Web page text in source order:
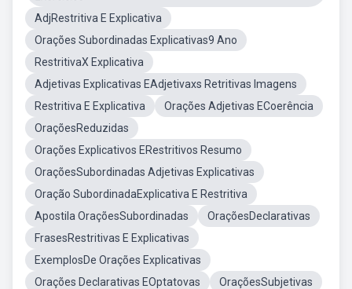
AdjRestritiva E Explicativa
Orações Subordinadas Explicativas9 Ano
RestritivaX Explicativa
Adjetivas Explicativas EAdjetivaxs Retritivas Imagens
Restritiva E Explicativa
Orações Adjetivas ECoerência
OraçõesReduzidas
Orações Explicativos ERestritivos Resumo
OraçõesSubordinadas Adjetivas Explicativas
Oração SubordinadaExplicativa E Restritiva
Apostila OraçõesSubordinadas
OraçõesDeclarativas
FrasesRestritivas E Explicativas
ExemplosDe Orações Explicativas
Orações Declarativas EOptatovas
OraçõesSubjetivas